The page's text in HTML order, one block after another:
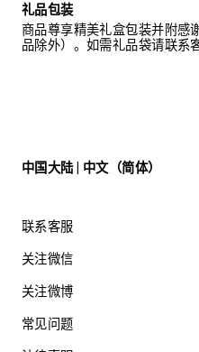
礼品包装
商品尊享精美礼盒包装并附感
品除外）。如需礼品袋请联系
中国大陆 | 中文（简体）
联系客服
关注微信
关注微博
常见问题